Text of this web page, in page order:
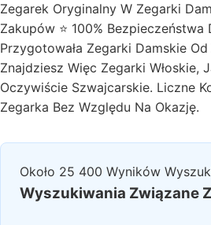
Zegarek Oryginalny W Zegarki
Zakupów ⭐ 100%
Przygotowała Zegarki Damskie
Znajdziesz Więc Zegarki Włoskie,
Oczywiście Szwajcarskie. Liczne
Zegarka Bez Względu Na Okazję.
Około 25 400 Wyników
Wyszukiwania Związane